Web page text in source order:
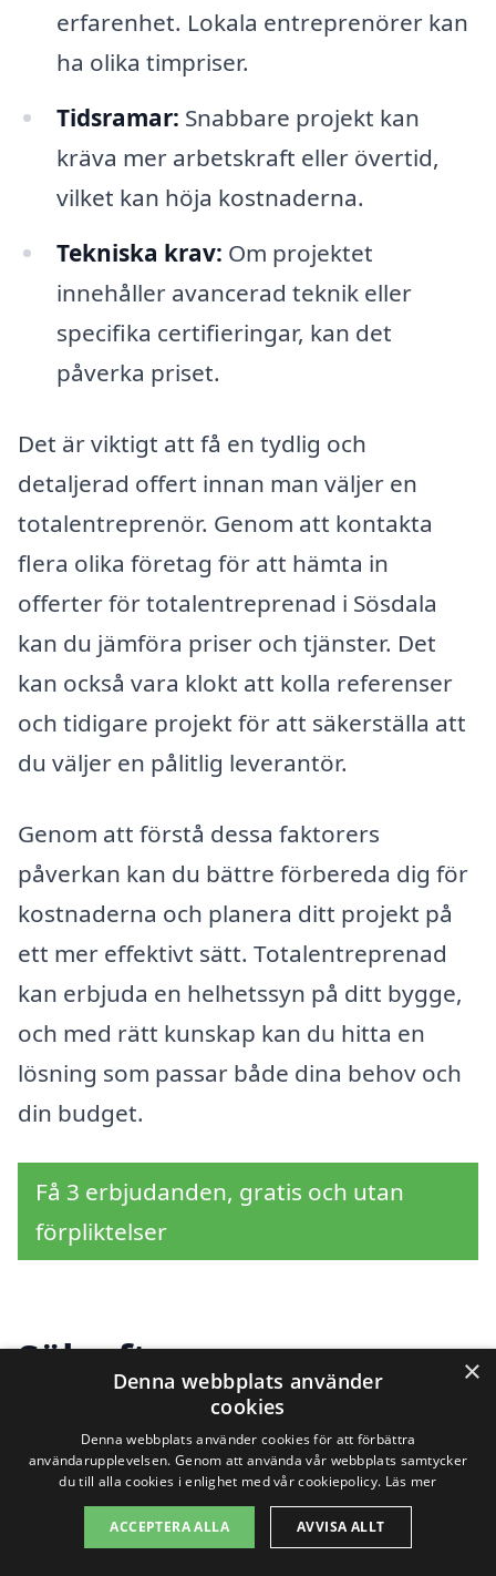
erfarenhet. Lokala entreprenörer kan
ha olika timpriser.
Tidsramar: Snabbare projekt kan
kräva mer arbetskraft eller övertid,
vilket kan höja kostnaderna.
Tekniska krav: Om projektet
innehåller avancerad teknik eller
specifika certifieringar, kan det
påverka priset.
Det är viktigt att få en tydlig och
detaljerad offert innan man väljer en
totalentreprenör. Genom att kontakta
flera olika företag för att hämta in
offerter för totalentreprenad i Sösdala
kan du jämföra priser och tjänster. Det
kan också vara klokt att kolla referenser
och tidigare projekt för att säkerställa att
du väljer en pålitlig leverantör.
Genom att förstå dessa faktorers
påverkan kan du bättre förbereda dig för
kostnaderna och planera ditt projekt på
ett mer effektivt sätt. Totalentreprenad
kan erbjuda en helhetssyn på ditt bygge,
och med rätt kunskap kan du hitta en
lösning som passar både dina behov och
din budget.
Få 3 erbjudanden, gratis och utan
förpliktelser
Sök efter en
professionell för
totalentreprenad i
andra städer nära
Sösdala
×
Denna webbplats använder
cookies
Denna webbplats använder cookies för att förbättra
användarupplevelsen. Genom att använda vår webbplats samtycker
du till alla cookies i enlighet med vår cookiepolicy. Läs mer
ACCEPTERA ALLA AVVISA ALLT